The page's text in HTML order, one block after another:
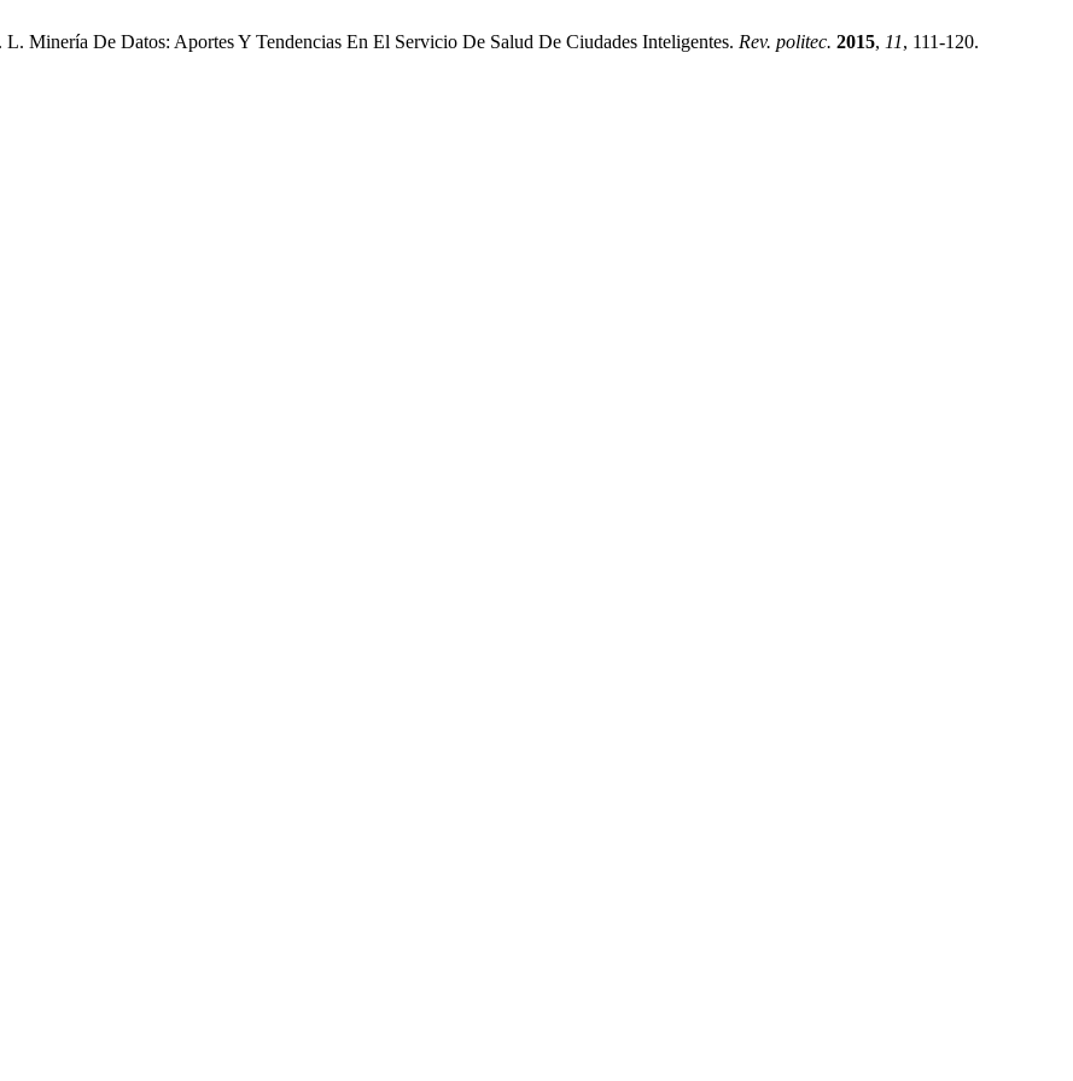
Minería De Datos: Aportes Y Tendencias En El Servicio De Salud De Ciudades Inteligentes. Rev. politec. 2015, 11, 111-120.